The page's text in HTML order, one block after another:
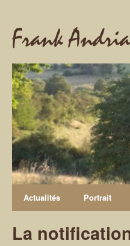
Frank
Actualités Portrait
La